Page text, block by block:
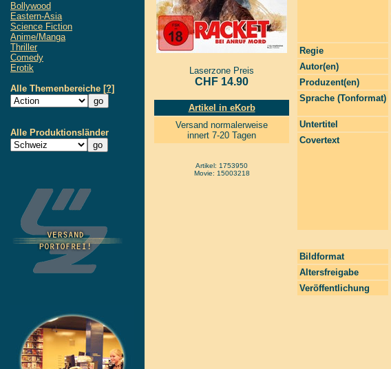
Bollywood
Eastern-Asia
Science Fiction
Anime/Manga
Thriller
Comedy
Erotik
Alle Themenbereiche [?]
Alle Produktionsländer
Laserzone Preis
CHF 14.90
Artikel in eKorb
Versand normalerweise
innert 7-20 Tagen
Artikel: 1753950
Movie: 15003218
Regie
Autor(en)
Produzent(en)
Sprache (Tonformat)
Untertitel
Covertext
Bildformat
Altersfreigabe
Veröffentlichung